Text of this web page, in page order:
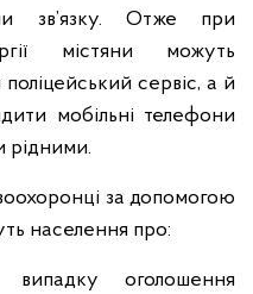
зв’язку. Отже при
містяни можуть
сервіс, а й
мобільні телефони
рідними.
за допомогою
населення про:
оголошення